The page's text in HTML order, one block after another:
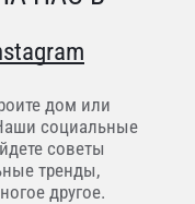
дом или
социальные
советы
тренды,
другое.